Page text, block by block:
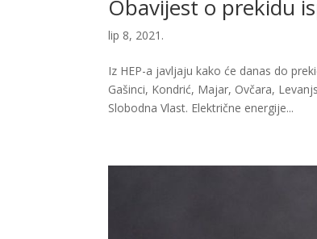
Obavijest o prekidu
lip 8, 2021.
Iz HEP-a javljaju kako će danas do
Gašinci, Kondrić, Majar, Ovčara,
Slobodna Vlast. Električne energije...